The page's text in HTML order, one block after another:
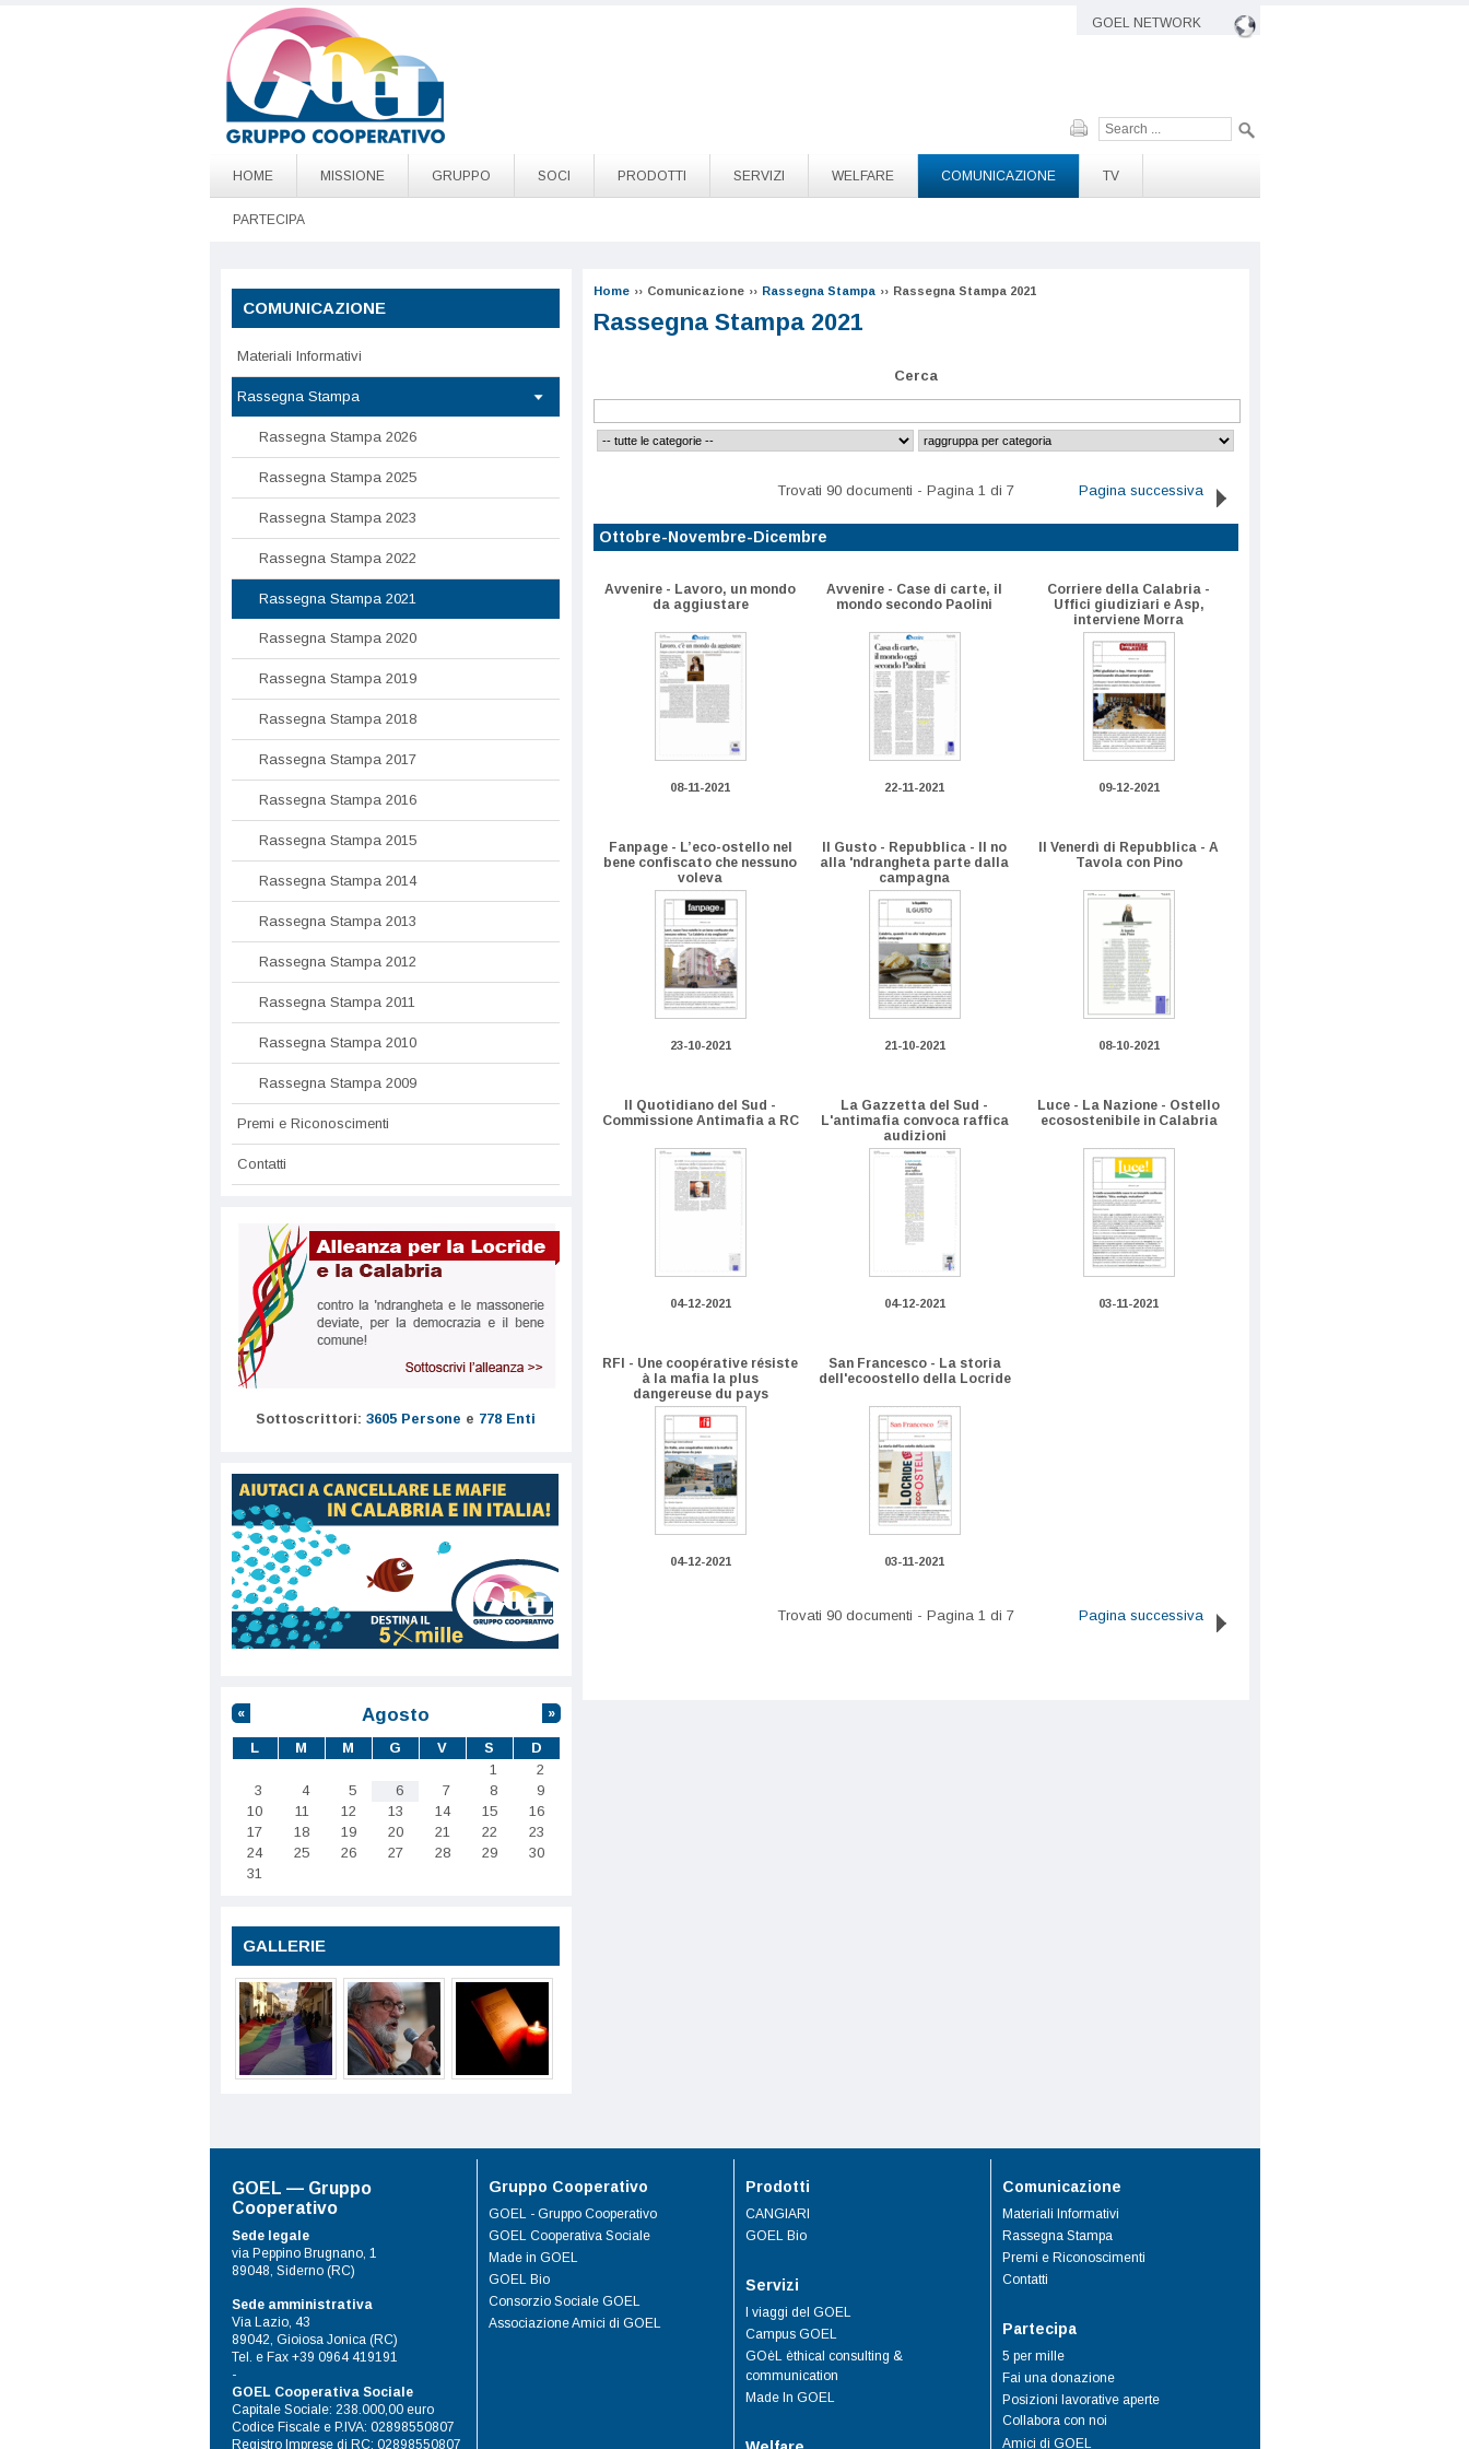
GOEL NETWORK
HOME MISSIONE GRUPPO SOCI PRODOTTI SERVIZI WELFARE COMUNICAZIONE TV
PARTECIPA
Home ›› Comunicazione ›› Rassegna Stampa ›› Rassegna Stampa 2021
Rassegna Stampa 2021
Cerca
Trovati 90 documenti - Pagina 1 di 7 Pagina successiva
Ottobre-Novembre-Dicembre
Avvenire - Lavoro, un mondo
da aggiustare
08-11-2021
Avvenire - Case di carte, il
mondo secondo Paolini
22-11-2021
Corriere della Calabria -
Uffici giudiziari e Asp,
interviene Morra
09-12-2021
Fanpage - L’eco-ostello nel
bene confiscato che nessuno
voleva
23-10-2021
Il Gusto - Repubblica - Il no
alla 'ndrangheta parte dalla
campagna
21-10-2021
Il Venerdì di Repubblica - A
Tavola con Pino
08-10-2021
Il Quotidiano del Sud -
Commissione Antimafia a RC
04-12-2021
La Gazzetta del Sud -
L'antimafia convoca raffica
audizioni
04-12-2021
Luce - La Nazione - Ostello
ecosostenibile in Calabria
03-11-2021
RFI - Une coopérative résiste
à la mafia la plus
dangereuse du pays
04-12-2021
San Francesco - La storia
dell'ecoostello della Locride
03-11-2021
Trovati 90 documenti - Pagina 1 di 7 Pagina successiva
COMUNICAZIONE
Materiali Informativi
Rassegna Stampa
Rassegna Stampa 2026
Rassegna Stampa 2025
Rassegna Stampa 2023
Rassegna Stampa 2022
Rassegna Stampa 2021
Rassegna Stampa 2020
Rassegna Stampa 2019
Rassegna Stampa 2018
Rassegna Stampa 2017
Rassegna Stampa 2016
Rassegna Stampa 2015
Rassegna Stampa 2014
Rassegna Stampa 2013
Rassegna Stampa 2012
Rassegna Stampa 2011
Rassegna Stampa 2010
Rassegna Stampa 2009
Premi e Riconoscimenti
Contatti
Sottoscrittori: 3605 Persone e 778 Enti
Agosto
« »
L M M G V S
D
1
2
3
4 5 6 7 8
9
10
11 12 13 14 15
16
17
18 19 20 21 22
23
24
25 26 27 28 29
30
31
GALLERIE
GOEL — Gruppo
Cooperativo
Sede legale
via Peppino Brugnano, 1
89048, Siderno (RC)
Sede amministrativa
Via Lazio, 43
89042, Gioiosa Jonica (RC)
Tel. e Fax +39 0964 419191
-
GOEL Cooperativa Sociale
Capitale Sociale: 238.000,00 euro
Codice Fiscale e P.IVA: 02898550807
Registro Imprese di RC: 02898550807
Gruppo Cooperativo
GOEL - Gruppo Cooperativo
GOEL Cooperativa Sociale
Made in GOEL
GOEL Bio
Consorzio Sociale GOEL
Associazione Amici di GOEL
Prodotti
CANGIARI
GOEL Bio
Servizi
I viaggi del GOEL
Campus GOEL
GOèL èthical consulting &
communication
Made In GOEL
Comunicazione
Materiali Informativi
Rassegna Stampa
Premi e Riconoscimenti
Contatti
Partecipa
5 per mille
Fai una donazione
Posizioni lavorative aperte
Collabora con noi
Amici di GOEL